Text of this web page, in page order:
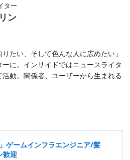
ター
ン
たい、そして色んな人に広めたい」
に。インサイドではニュースライタ
動。関係者、ユーザーから生まれる
ゲームインフラエンジニア/髪
歓迎